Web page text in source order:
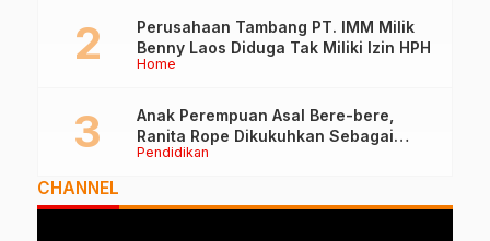
Home
Perusahaan Tambang PT. IMM Milik
Benny Laos Diduga Tak Miliki Izin HPH
Pendidikan
Anak Perempuan Asal Bere-bere,
Ranita Rope Dikukuhkan Sebagai
Guru Besar dan Rektor Ummu
CHANNEL